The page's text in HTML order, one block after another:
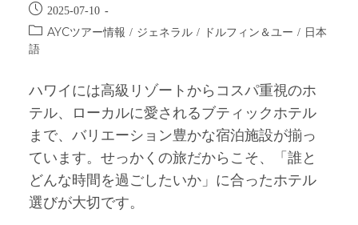
2025-07-10
AYCツアー情報 / ジェネラル / ドルフィン＆ユー / 日本
語
ハワイには高級リゾートからコスパ重視のホ
テル、ローカルに愛されるブティックホテル
まで、バリエーション豊かな宿泊施設が揃っ
ています。せっかくの旅だからこそ、「誰と
どんな時間を過ごしたいか」に合ったホテル
選びが大切です。